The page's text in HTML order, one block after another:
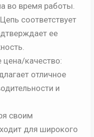
во время работы.
соответствует
ее
качество:
отличное
и
своим
для широкого